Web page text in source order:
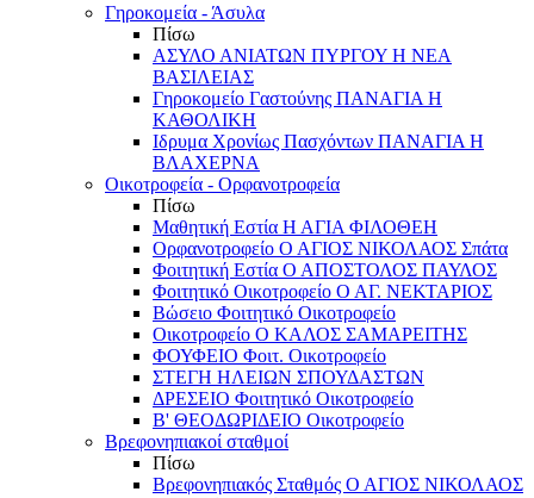
Γηροκομεία - Άσυλα
Πίσω
ΑΣΥΛΟ ΑΝΙΑΤΩΝ ΠΥΡΓΟΥ Η ΝΕΑ
ΒΑΣΙΛΕΙΑΣ
Γηροκομείο Γαστούνης ΠΑΝΑΓΙΑ Η
ΚΑΘΟΛΙΚΗ
Ιδρυμα Χρονίως Πασχόντων ΠΑΝΑΓΙΑ Η
ΒΛΑΧΕΡΝΑ
Οικοτροφεία - Ορφανοτροφεία
Πίσω
Μαθητική Εστία Η ΑΓΙΑ ΦΙΛΟΘΕΗ
Ορφανοτροφείο Ο ΑΓΙΟΣ ΝΙΚΟΛΑΟΣ Σπάτα
Φοιτητική Εστία Ο ΑΠΟΣΤΟΛΟΣ ΠΑΥΛΟΣ
Φοιτητικό Οικοτροφείο Ο ΑΓ. ΝΕΚΤΑΡΙΟΣ
Βώσειο Φοιτητικό Οικοτροφείο
Οικοτροφείο Ο ΚΑΛΟΣ ΣΑΜΑΡΕΙΤΗΣ
ΦΟΥΦΕΙΟ Φοιτ. Οικοτροφείο
ΣΤΕΓΗ ΗΛΕΙΩΝ ΣΠΟΥΔΑΣΤΩΝ
ΔΡΕΣΕΙΟ Φοιτητικό Οικοτροφείο
Β' ΘΕΟΔΩΡΙΔΕΙΟ Οικοτροφείο
Βρεφονηπιακοί σταθμοί
Πίσω
Βρεφονηπιακός Σταθμός Ο ΑΓΙΟΣ ΝΙΚΟΛΑΟΣ